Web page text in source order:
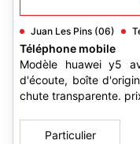
Juan Les Pins (06)
Téléphone mobile
Modèle huawei y5
d'écoute, boîte
chute transparente.
Particulier